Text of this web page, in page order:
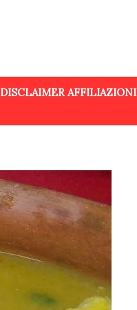
DISCLAIMER AFFILIAZIONI